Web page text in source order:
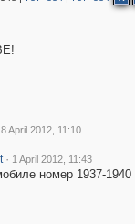
April 2012, 11:10
· 1 April 2012, 11:43
номер 1937-1940